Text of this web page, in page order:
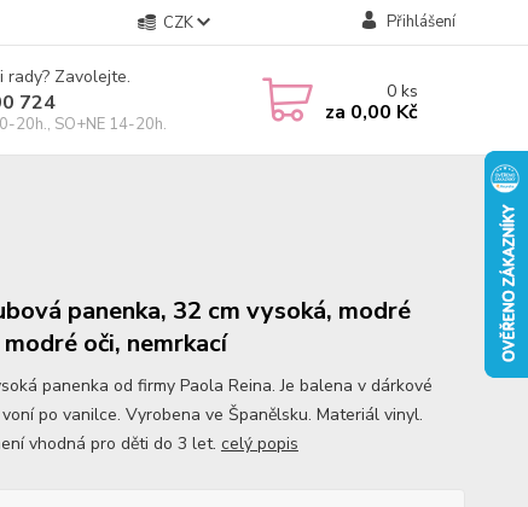
CZK Přihlášení
rady? Zavolejte.
724
20h., SO+NE 14-20h.
0ks
za 0,00 Kč
panenka, 32 cm vysoká, modré
oči, nemrkací
panenka od firmy Paola Reina. Je balena v dárkové
po vanilce. Vyrobena ve Španělsku. Materiál vinyl.
vhodná pro děti do 3 let. celý popis